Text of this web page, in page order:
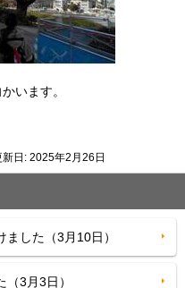
います。
新日: 2025年2月26日
した（3月10日）
3月3日）